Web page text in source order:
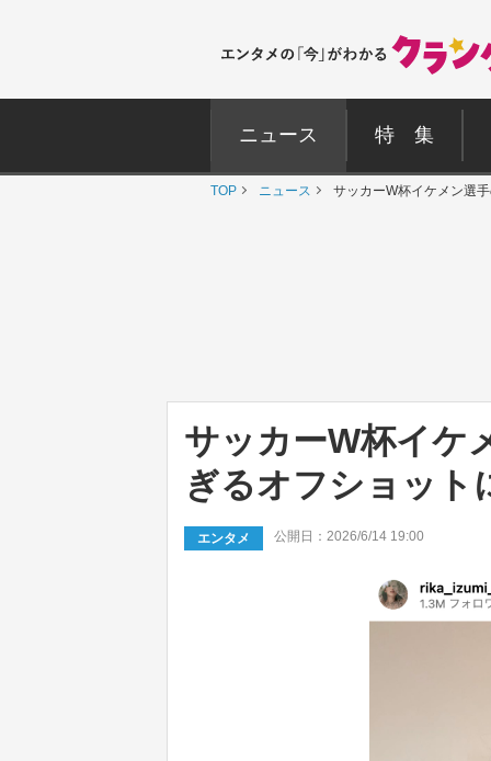
ニュース 特 集
TOP ニュース サッカーW杯イケメン選
サッカーW杯イケ
ぎるオフショッ
エンタメ 公開日：2026/6/14 19:00